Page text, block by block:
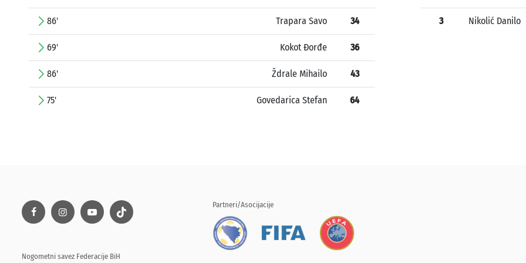
86' Trapara Savo 34
69' Kokot Đorđe 36
86' Ždrale Mihailo 43
75' Govedarica Stefan 64
3 Nikolić Danilo
Nogometni savez Federacije BiH
Partneri/Asocijacije